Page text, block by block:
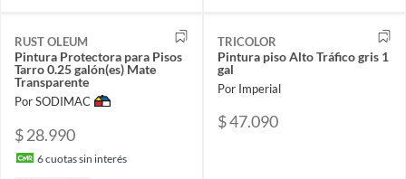
RUST OLEUM
Pintura Protectora para Pisos
Tarro 0.25 galón(es) Mate
Transparente
Por SODIMAC
$ 28.990
6cuotas sin interés
TRICOLOR
Pintura piso Alto Tráfico gris 1
gal
Por Imperial
$ 47.090